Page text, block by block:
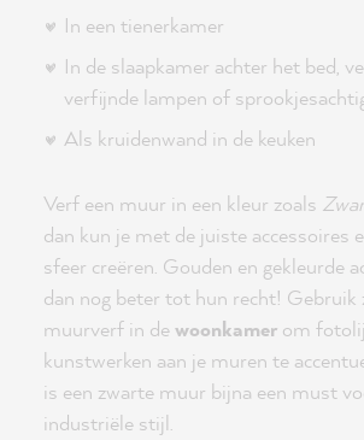
In een tienerkamer
In de slaapkamer achter het bed,
verfijnde lampen of
Als kruidenwand in de keuken
Verf een muur in een kleur zoals
dan kun je met de juiste accessoires
sfeer creëren. Gouden en gekleurde
dan nog beter tot hun recht! Gebruik
muurverf in dewoonkamer om
kunstwerken aan je muren te
is een zwarte muur bijna een must
industriële stijl.